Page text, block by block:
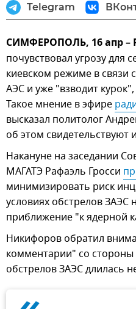
Telegram
СИМФЕРОПОЛЬ, 16 апр –
почувствовал угрозу для
киевском режиме в связи
АЭС и уже "взводит
Такое мнение в эфире
высказал политолог
об этом свидетельствуют
Накануне на заседании
МАГАТЭ Рафаэль Гросси
минимизировать риск
условиях обстрелов ЗАЭС
приближение "к ядерной
Никифоров обратил
комментарии" со
обстрелов ЗАЭС длилась